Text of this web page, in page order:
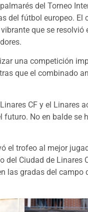
del Torneo
del fútbol europeo. El
que se resolvió
una competición
que el combinado
CF y el Linares
futuro. No en balde se
el trofeo al mejor
Ciudad de Linares
las gradas del campo